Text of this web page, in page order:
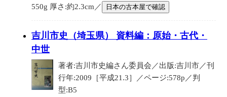
550g 厚さ:約2.3cm／
日本の古本屋で確認
吉川市史（埼玉県） 資料編：原始・古代・
中世
著者:吉川市史編さん委員会／出版:吉川市／刊
行年:2009［平成21.3］／ページ:578p／判
型:B5